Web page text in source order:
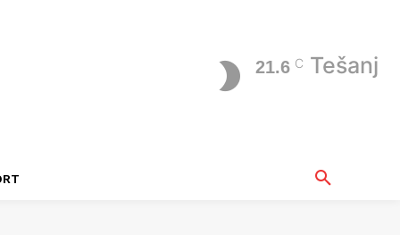
21.6 C Tešanj